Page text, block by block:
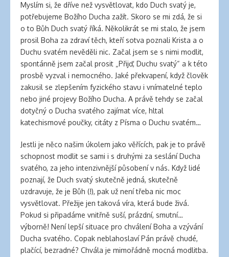
Myslím si, že dříve než vysvětlovat, kdo Duch svatý je,
potřebujeme Božího Ducha zažít. Skoro se mi zdá, že si
o to Bůh Duch svatý říká. Několikrát se mi stalo, že jsem
prosil Boha za zdraví těch, kteří sotva poznali Krista a o
Duchu svatém nevěděli nic. Začal jsem se s nimi modlit,
spontánně jsem začal prosit „Přijď, Duchu svatý“ a k této
prosbě vyzval i nemocného. Jaké překvapení, když člověk
zakusil se zlepšením fyzického stavu i vnímatelné teplo
nebo jiné projevy Božího Ducha. A právě tehdy se začal
dotyčný o Ducha svatého zajímat více, hltal
katechismové poučky, citáty z Písma o Duchu svatém…
Jestli je něco našim úkolem jako věřících, pak je to právě
schopnost modlit se sami i s druhými za seslání Ducha
svatého, za jeho intenzivnější působení v nás. Když lidé
poznají, že Duch svatý skutečně jedná, skutečně
uzdravuje, že je Bůh (!), pak už není třeba nic moc
vysvětlovat. Přežije jen taková víra, která bude živá.
Pokud si připadáme vnitřně suší, prázdní, smutní…
výborně! Není lepší situace pro chválení Boha a vzývání
Ducha svatého. Copak neblahoslaví Pán právě chudé,
plačící, bezradné? Chvála je mimořádně mocná modlitba.